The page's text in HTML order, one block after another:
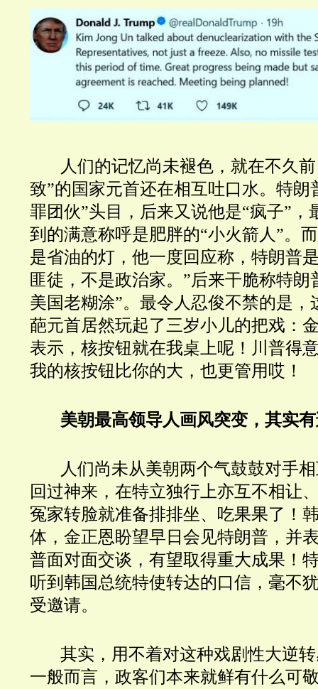
人们的记忆尚未褪色，就在不久
致”的国家元首还在相互吐口水。特朗
罪团伙”头目，后来又说他是“疯子”，
到的满意称呼是肥胖的“小火箭人”。
是省油的灯，他一度回应称，特朗普
匪徒，不是政治家。”后来干脆称特朗
美国老糊涂”。最令人忍俊不禁的是，
葩元首居然玩起了三岁小儿的把戏：
表示，核按钮就在我桌上呢！川普得
我的核按钮比你的大，也更管用哎！
美朝最高领导人画风突变，其实
人们尚未从美朝两个气鼓鼓对手
回过神来，在特立独行上亦互不相让
冤家转脸就准备排排坐、吃果果了！
体，金正恩盼望早日会见特朗普，并
普面对面交谈，有望取得重大成果！
听到韩国总统特使转达的口信，毫不
受邀请。
其实，用不着对这种戏剧性大逆
一般而言，政客们本来就鲜有什么可